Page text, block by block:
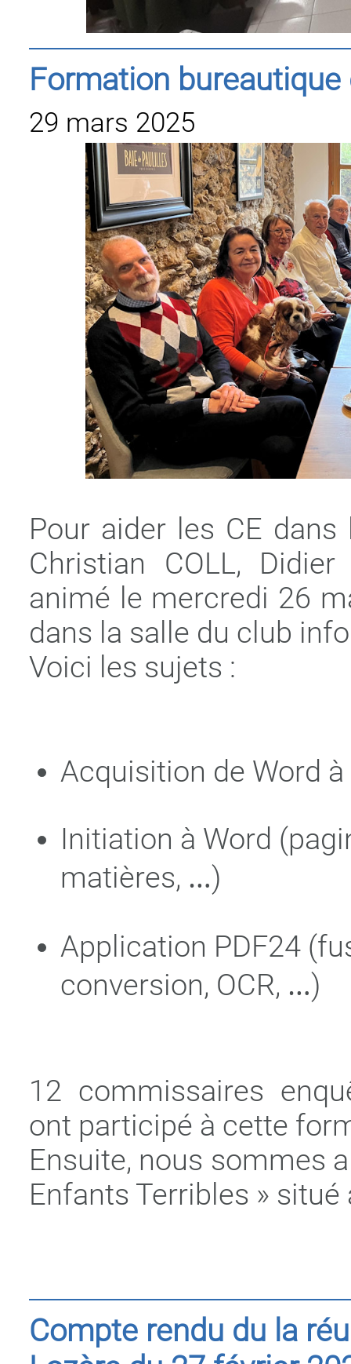
Formation bureautique
29 mars 2025
Pour aider les CE
Christian COLL,
animé le mercredi 26
dans la salle du club
Voici les sujets :
Acquisition de Word
Initiation à Word
matières, …)
Application PDF24
conversion, OCR, …)
12 commissaires
ont participé à cette
Ensuite, nous sommes
Enfants Terribles »
Compte rendu du la